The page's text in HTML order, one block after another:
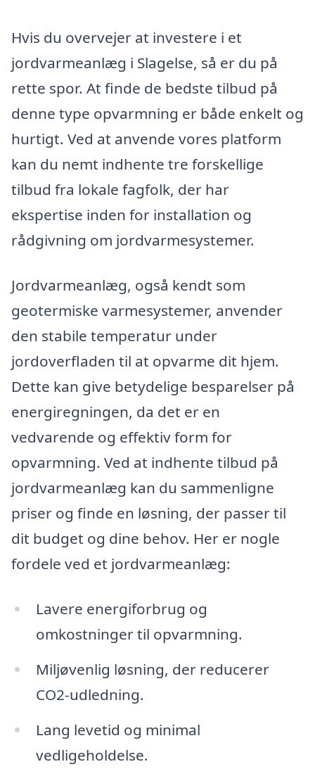
Hvis du overvejer at investere i et
jordvarmeanlæg i Slagelse, så er du på
rette spor. At finde de bedste tilbud på
denne type opvarmning er både enkelt og
hurtigt. Ved at anvende vores platform
kan du nemt indhente tre forskellige
tilbud fra lokale fagfolk, der har
ekspertise inden for installation og
rådgivning om jordvarmesystemer.
Jordvarmeanlæg, også kendt som
geotermiske varmesystemer, anvender
den stabile temperatur under
jordoverfladen til at opvarme dit hjem.
Dette kan give betydelige besparelser på
energiregningen, da det er en
vedvarende og effektiv form for
opvarmning. Ved at indhente tilbud på
jordvarmeanlæg kan du sammenligne
priser og finde en løsning, der passer til
dit budget og dine behov. Her er nogle
fordele ved et jordvarmeanlæg:
Lavere energiforbrug og
omkostninger til opvarmning.
Miljøvenlig løsning, der reducerer
CO2-udledning.
Lang levetid og minimal
vedligeholdelse.